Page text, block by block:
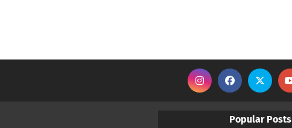
Popular Posts